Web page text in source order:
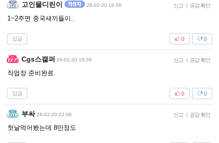
고인물디린이 26-02-20 16:56 신고 | 공감 확인
1~2주면 중국새끼들이..
답글 0
0
Cgs스캘퍼 26-02-20 19:39 신고 | 공감 확인
작업장 준비완료.
답글 0
0
부싸 26-02-20 22:06 신고 | 공감 확인
첫날먹어봤는데 8만정도